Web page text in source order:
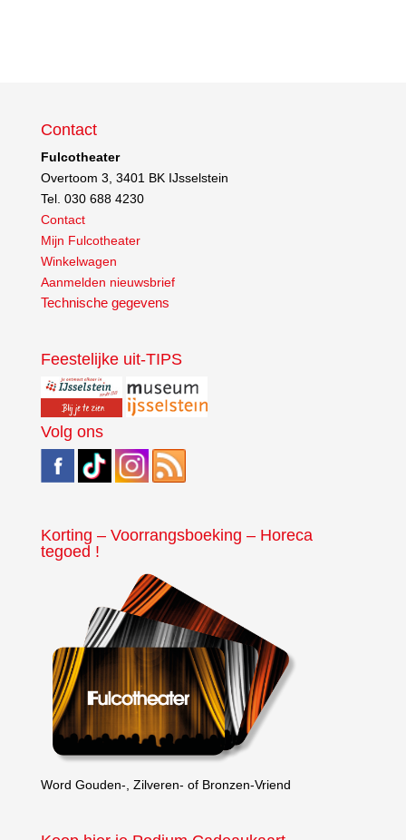
Contact
Fulcotheater
Overtoom 3, 3401 BK IJsselstein
Tel. 030 688 4230
Contact
Mijn Fulcotheater
Winkelwagen
Aanmelden nieuwsbrief
Technische gegevens
Feestelijke uit-TIPS
Volg ons
Korting – Voorrangsboeking – Horeca
tegoed !
Word Gouden-, Zilveren- of Bronzen-Vriend